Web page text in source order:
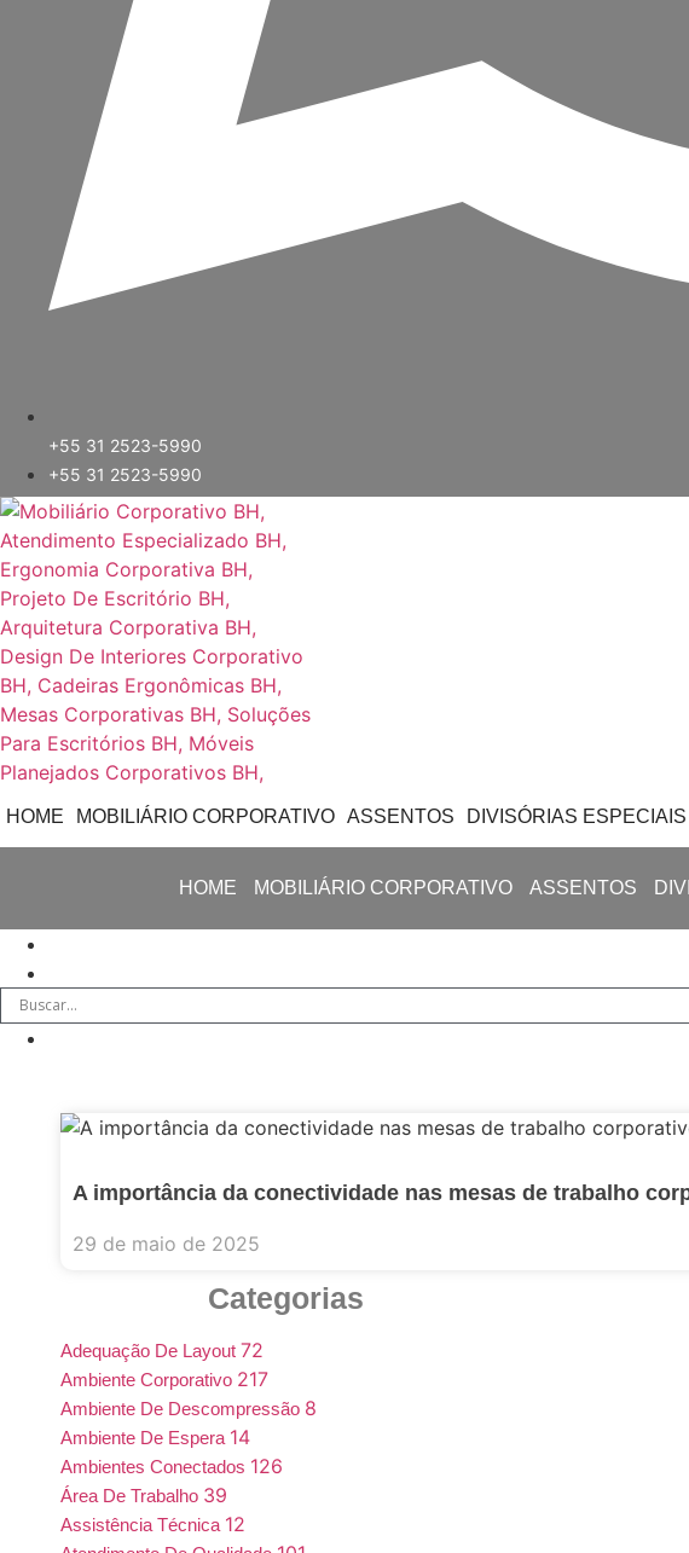
+55 31 2523-5990
+55 31 2523-5990
HOME MOBILIÁRIO CORPORATIVO ASSENTOS DIVISÓRIAS ESPECIAIS
HOME MOBILIÁRIO CORPORATIVO ASSENTOS
A importância da conectividade nas mesas de trabalho
29 de maio de 2025
Categorias
Adequação De Layout 72
Ambiente Corporativo 217
Ambiente De Descompressão 8
Ambiente De Espera 14
Ambientes Conectados 126
Área De Trabalho 39
Assistência Técnica 12